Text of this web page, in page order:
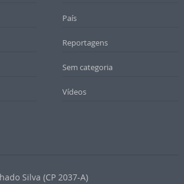
País
Reportagens
Sem categoria
Vídeos
Silva (CP 2037-A)